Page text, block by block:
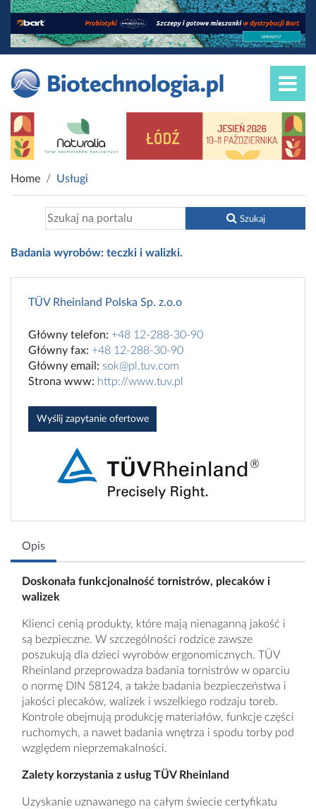
Home Usługi
Badania wyrobów: teczki i walizki.
Szukaj
TÜV Rheinland Polska Sp. z.o.o
Główny telefon: +48 12-288-30-90
Główny fax: +48 12-288-30-90
Główny email: sok@pl.tuv.com
Strona www: http://www.tuv.pl
Wyślij zapytanie ofertowe
Opis
Doskonała funkcjonalność tornistrów, plecaków i
walizek
Klienci cenią produkty, które mają nienaganną jakość i
są bezpieczne. W szczególności rodzice zawsze
poszukują dla dzieci wyrobów ergonomicznych. TÜV
Rheinland przeprowadza badania tornistrów w oparciu
o normę DIN 58124, a także badania bezpieczeństwa i
jakości plecaków, walizek i wszelkiego rodzaju toreb.
Kontrole obejmują produkcję materiałów, funkcje części
ruchomych, a nawet badania wnętrza i spodu torby pod
względem nieprzemakalności.
Zalety korzystania z usług TÜV Rheinland
Uzyskanie uznawanego na całym świecie certyfikatu